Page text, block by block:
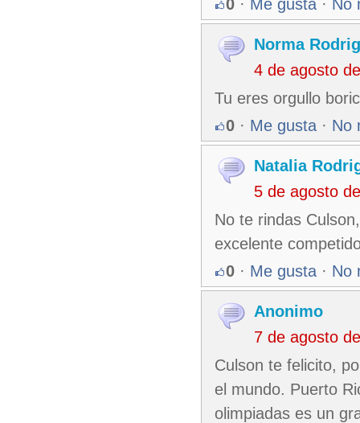
0 · Me gusta · No
Norma
4 de agosto
Tu eres orgullo
0 · Me gusta · No
Natalia
5 de agosto
No te rindas
excelente
0 · Me gusta · No
Anonimo
7 de agosto
Culson te felicito,
el mundo. Puerto
olimpiadas es un